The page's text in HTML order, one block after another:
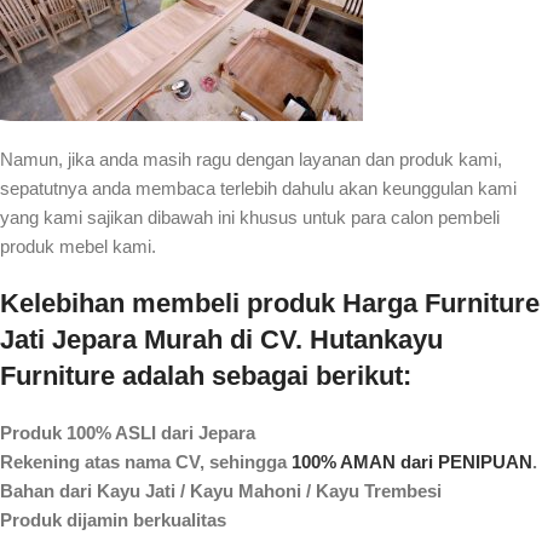
Namun, jika anda masih ragu dengan layanan dan produk kami,
sepatutnya anda membaca terlebih dahulu akan keunggulan kami
yang kami sajikan dibawah ini khusus untuk para calon pembeli
produk mebel kami.
Kelebihan membeli produk Harga Furniture
Jati Jepara Murah di CV. Hutankayu
Furniture adalah sebagai berikut:
Produk 100% ASLI dari Jepara
Rekening atas nama CV, sehingga 100% AMAN dari PENIPUAN.
Bahan dari Kayu Jati / Kayu Mahoni / Kayu Trembesi
Produk dijamin berkualitas